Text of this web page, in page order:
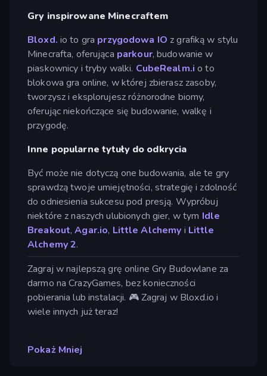
Gry inspirowane Minecraftem
Bloxd. io to gra przygodowa IO z grafiką w stylu
Minecrafta, oferująca parkour, budowanie w
piaskownicy i tryby walki. CubeRealm.i o to
blokowa gra online, w której zbierasz zasoby,
tworzysz i eksplorujesz różnorodne biomy,
oferując niekończące się budowanie, walkę i
przygodę.
Inne popularne tytuły do odkrycia
Być może nie dotyczą one budowania, ale te gry
sprawdzą twoje umiejętności, strategię i zdolność
do odniesienia sukcesu pod presją. Wypróbuj
niektóre z naszych ulubionych gier, w tym Idle
Breakout,Agar.io, Little Alchemy i Little
Alchemy 2.
Zagraj w najlepszą grę online Gry Budowlane za
darmo na CrazyGames, bez konieczności
pobierania lub instalacji. 🎮 Zagraj w Bloxd.io i
wiele innych już teraz!
Pokaż Mniej